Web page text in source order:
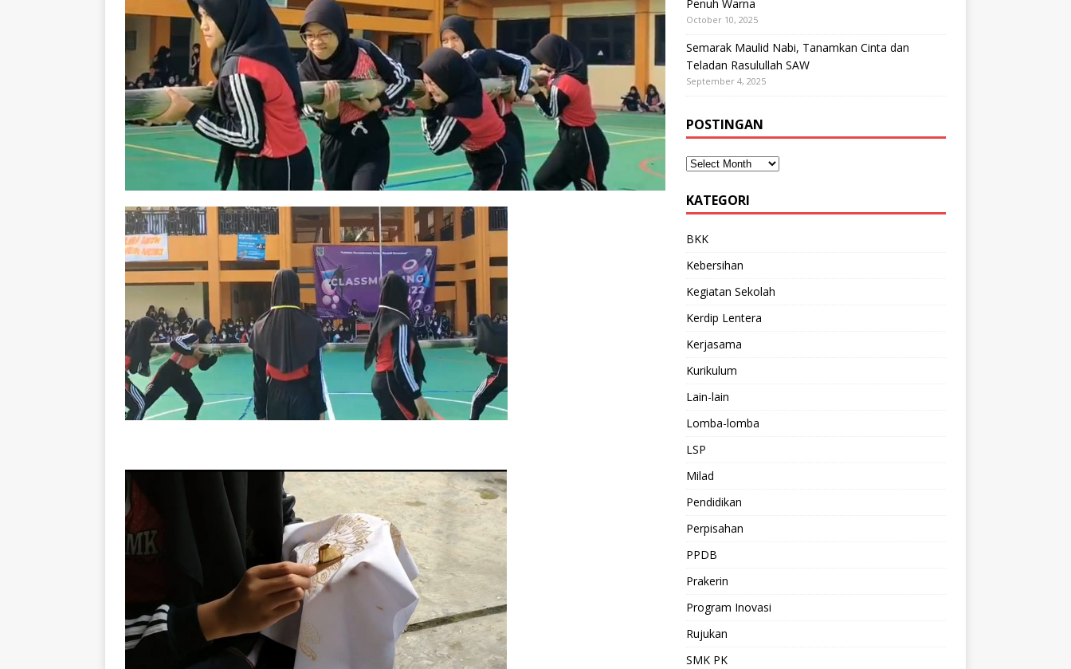
Penuh Warna
October 10, 2025
Semarak Maulid Nabi, Tanamkan Cinta dan
Teladan Rasulullah SAW
September 4, 2025
POSTINGAN
KATEGORI
BKK
Kebersihan
Kegiatan Sekolah
Kerdip Lentera
Kerjasama
Kurikulum
Lain-lain
Lomba-lomba
LSP
Milad
Pendidikan
Perpisahan
PPDB
Prakerin
Program Inovasi
Rujukan
SMK PK